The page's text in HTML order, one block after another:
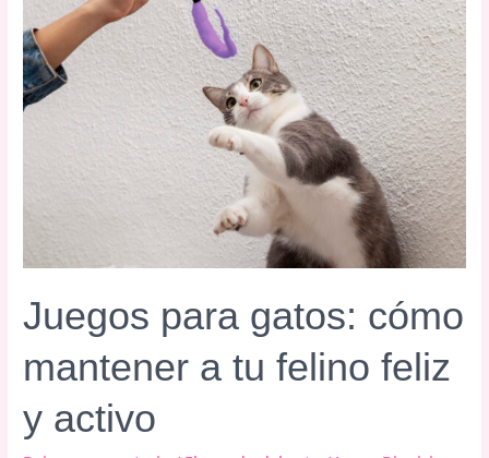
bigotes
de
los
gatos
Juegos para gatos: cómo
mantener a tu felino feliz
y activo